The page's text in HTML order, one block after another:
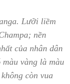
Lưỡi liềm
nền
của nhân dân
vàng là màu
còn vua